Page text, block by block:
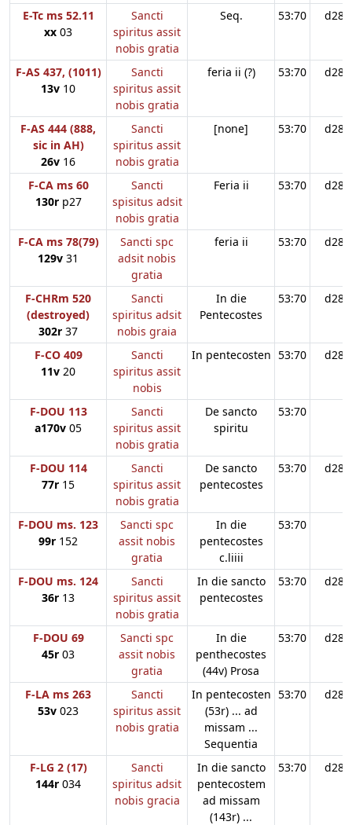
E-Tc ms 52.11
xx 03
Sancti
spiritus assit
nobis gratia
Seq. 53:70 d28
F-AS 437, (1011)
13v 10
Sancti
spiritus assit
nobis gratia
feria ii (?) 53:70 d28
F-AS 444 (888,
sic in AH)
26v 16
Sancti
spiritus assit
nobis gratia
[none] 53:70 d28
F-CA ms 60
130rp27
Sancti
spisitus adsit
nobis gratia
Feria ii 53:70 d28
F-CA ms 78(79)
129v 31
Sancti spc
adsit nobis
gratia
feria ii 53:70 d28
F-CHRm 520
(destroyed)
302r 37
Sancti
spiritus adsit
nobis graia
In die
Pentecostes
53:70 d28
F-CO 409
11v 20
Sancti
spiritus assit
nobis
In pentecosten 53:70 d28
F-DOU 113
a170v 05
Sancti
spiritus assit
nobis gratia
De sancto
spiritu
53:70
F-DOU 114
77r 15
Sancti
spiritus assit
nobis gratia
De sancto
pentecostes
53:70 d28
F-DOU ms. 123
99r 152
Sancti spc
assit nobis
gratia
In die
pentecostes
c.liiii
53:70
F-DOU ms. 124
36r 13
Sancti
spiritus assit
nobis gratia
In die sancto
pentecostes
53:70 d28
F-DOU 69
45r 03
Sancti spc
assit nobis
gratia
In die
penthecostes
(44v) Prosa
53:70 d28
F-LA ms 263
53v 023
Sancti
spiritus assit
nobis gratia
In pentecosten
(53r) ... ad
missam ...
Sequentia
53:70 d28
F-LG 2 (17)
144r 034
Sancti
spiritus adsit
nobis gracia
In die sancto
pentecostem
ad missam
(143r) ...
53:70 d28